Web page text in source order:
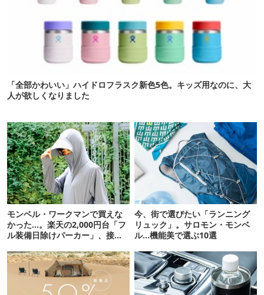
「全部かわいい」ハイドロフラスク新色5色。キッズ用なのに、大
人が欲しくなりました
モンベル・ワークマンで買えな
かった…。楽天の2,000円台「フ
ル装備日除けパーカー」、接触
今、街で選びたい「ランニング
リュック」。サロモン・モンベ
ル…機能美で選ぶ10選